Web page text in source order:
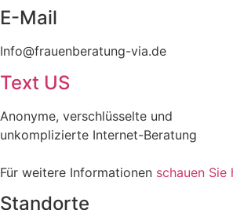
E-Mail​
Info@frauenberatung-via.de​
Text US
Anonyme, verschlüsselte und
unkomplizierte Internet-Beratung
Für weitere Informationen schauen Sie
Standorte